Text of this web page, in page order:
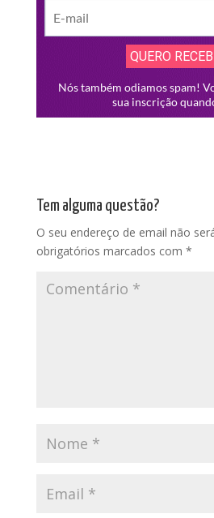
Tem alguma questão?
O seu endereço de email não
obrigatórios marcados com *